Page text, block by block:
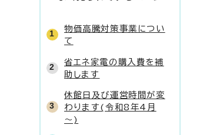
物価高騰対策事業につい
て
省エネ家電の購入費を補
助します
休館日及び運営時間が変
わります(令和8年4月
～)